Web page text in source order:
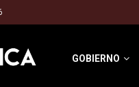
GOBIERNO